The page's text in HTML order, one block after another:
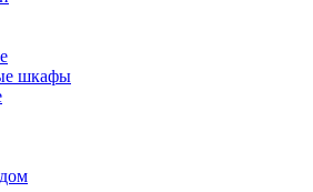
шкафы